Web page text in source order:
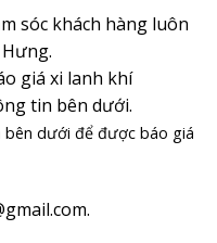
sóc khách hàng luôn
giá xi lanh khí
tin bên dưới.
bên dưới để được báo giá